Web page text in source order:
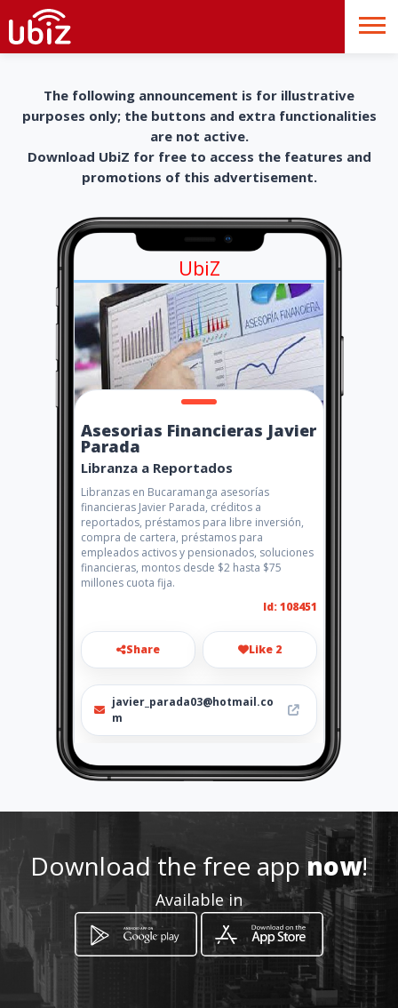
The following announcement is for illustrative
purposes only; the buttons and extra functionalities
are not active.
Download UbiZ for free to access the features and
promotions of this advertisement.
UbiZ
Asesorias Financieras Javier
Parada
Libranza a Reportados
Libranzas en Bucaramanga asesorías
financieras Javier Parada, créditos a
reportados, préstamos para libre inversión,
compra de cartera, préstamos para
empleados activos y pensionados, soluciones
financieras, montos desde $2 hasta $75
millones cuota fija.
Id: 108451
Share Like 2
javier_parada03@hotmail.co
m
3005054981
http://www.amarillasinternet
libreinversion
Location
Download the free appnow!
Available in